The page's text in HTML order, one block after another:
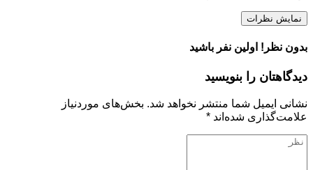
نمایش نظرات
بدون نظر! اولین نفر باشید
دیدگاهتان را بنویسید
نشانی ایمیل شما منتشر نخواهد شد. بخش‌های موردنیاز
علامت‌گذاری شده‌اند *